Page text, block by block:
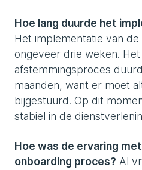
Hoe lang duurde het
Het implementatie van
ongeveer drie weken.
afstemmingsproces
maanden, want er moet
bijgestuurd. Op dit
stabiel in de
Hoe was de ervaring
onboarding proces? Al